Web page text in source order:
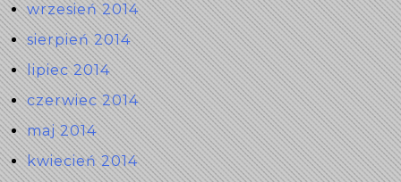
wrzesień 2014
sierpień 2014
lipiec 2014
czerwiec 2014
maj 2014
kwiecień 2014